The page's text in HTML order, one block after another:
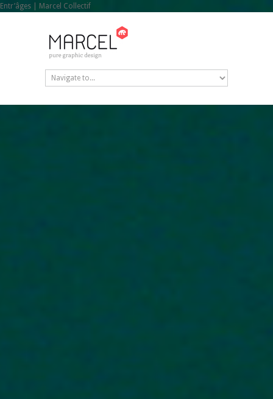
Entr’âges | Marcel Collectif